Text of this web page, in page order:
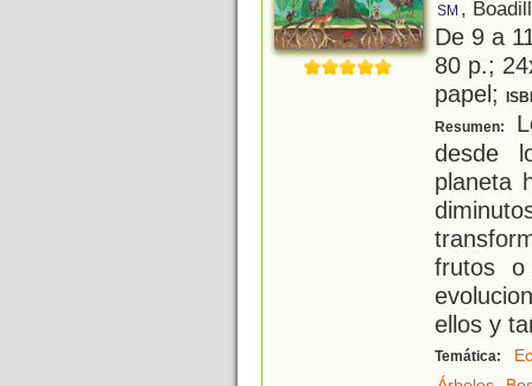
SM ,
De 9 a
80 p.;
papel;
Resumen:
desde
planeta
frutos
ellos y
Temática: